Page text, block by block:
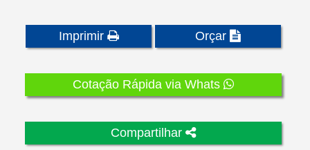
Imprimir Orçar
Cotação Rápida via Whats
Compartilhar